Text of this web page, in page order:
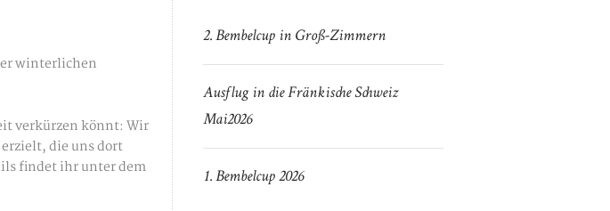
winterlichen
verkürzen könnt: Wir
erzielt, die uns dort
findet ihr unter dem
2. Bembelcup in Groß-Zimmern
Ausflug in die Fränkische Schweiz
Mai2026
1. Bembelcup 2026